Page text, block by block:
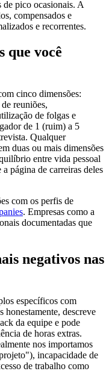
de pico ocasionais. A
compensados e
e recorrentes.
que você
cinco dimensões:
reuniões,
de folgas e
de 1 (ruim) a 5
Qualquer
duas ou mais dimensões
entre vida pessoal
página de carreiras deles
com os perfis de
. Empresas como a
documentadas que
negativos nas
específicos com
honestamente, descreve
da equipe e pode
de horas extras.
nos importamos
incapacidade de
de trabalho como